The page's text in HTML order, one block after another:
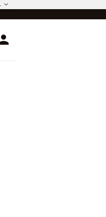
Login